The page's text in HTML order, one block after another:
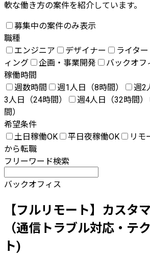
軟な働き方の案件を紹介しています。
募集中の案件のみ表示
職種
エンジニア
デザイナー ライター
ィング
企画・事業開発 バックオフ
稼働時間
週数時間
週1人日（8時間） 週2
3人日（24時間）
週4人日（32時間）
間）
希望条件
土日稼働OK
平日夜稼働OK リモ
から転職
フリーワード検索
バックオフィス
【フルリモート】カスタ
（通信トラブル対応・テ
ト)